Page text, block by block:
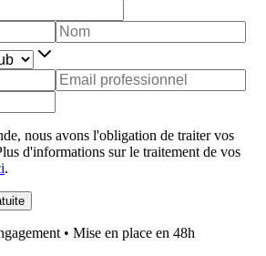
nous avons l'obligation de traiter vos
d'informations sur le traitement de vos
.
• Mise en place en 48h